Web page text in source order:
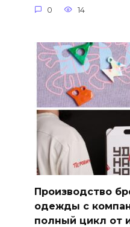
0 14
Производство
одежды с
полный цикл от